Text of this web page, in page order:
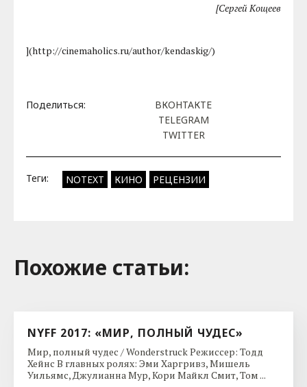
[Сергей Кощеев
](http://cinemaholics.ru/author/kendaskig/)
Поделиться:
ВКОНТАКТЕ
TELEGRAM
TWITTER
Теги: NOTEXT КИНО РЕЦЕНЗИИ
Похожие cтатьи:
NYFF 2017: «МИР, ПОЛНЫЙ ЧУДЕС»
Мир, полный чудес / Wonderstruck Режиссер: Тодд
Хейнс В главных ролях: Эми Харгривз, Мишель
Уильямс, Джулианна Мур, Кори Майкл Смит, Том ...